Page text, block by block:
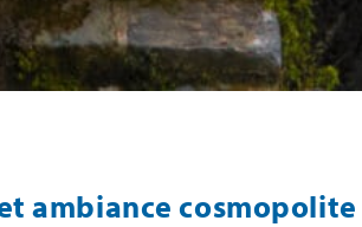
ambiance